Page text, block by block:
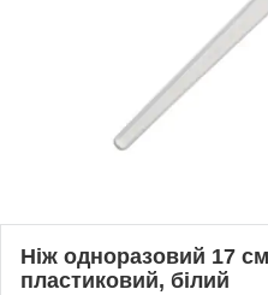
Ніж одноразовий 17
пластиковий, білий